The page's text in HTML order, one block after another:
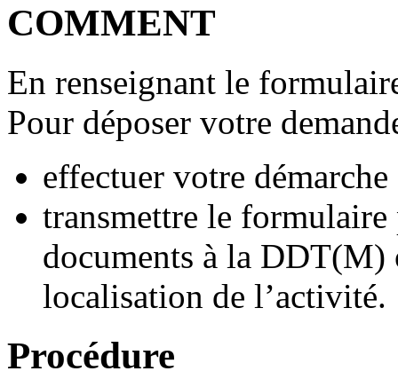
COMMENT
En renseignant le
Pour déposer votre
effectuer votre
transmettre le formulaire
documents à la DDT(M)
localisation de l’activité.
Procédure